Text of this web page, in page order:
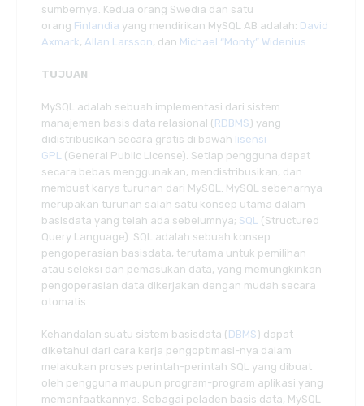
sumbernya. Kedua orang Swedia dan satu
orang Finlandia yang mendirikan MySQL AB adalah: David
Axmark, Allan Larsson, dan Michael “Monty” Widenius
TUJUAN
MySQL adalah sebuah implementasi dari sistem
manajemen basis data relasional (RDBMS) yang
didistribusikan secara gratis di bawah lisensi
GPL (General Public License). Setiap pengguna dapat
secara bebas menggunakan, mendistribusikan, dan
membuat karya turunan dari MySQL. MySQL sebenarnya
merupakan turunan salah satu konsep utama dalam
basisdata yang telah ada sebelumnya; SQL (Structured
Query Language). SQL adalah sebuah konsep
pengoperasian basisdata, terutama untuk pemilihan
atau seleksi dan pemasukan data, yang memungkinkan
pengoperasian data dikerjakan dengan mudah secara
otomatis.
Kehandalan suatu sistem basisdata (DBMS) dapat
diketahui dari cara kerja pengoptimasi-nya dalam
melakukan proses perintah-perintah SQL yang dibuat
oleh pengguna maupun program-program aplikasi yang
memanfaatkannya. Sebagai peladen basis data, MySQL